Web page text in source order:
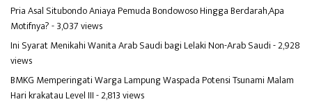
Pria Asal Situbondo Aniaya Pemuda Bondowoso Hingga Berdarah,Apa
Motifnya?- 3,037 views
Ini Syarat Menikahi Wanita Arab Saudi bagi Lelaki Non-Arab Saudi- 2,928
views
BMKG Memperingati Warga Lampung Waspada Potensi Tsunami Malam
Hari krakatau Level III- 2,813 views